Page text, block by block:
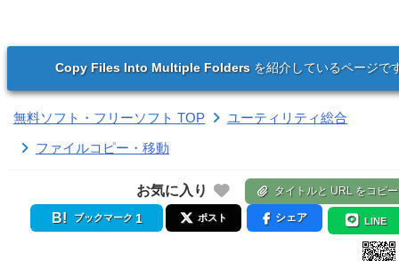
Copy Files Into Multiple Foldersを紹介しているページで
無料ソフト・フリーソフト TOP
ユーティリティ総合
ファイルコピー・移動
お気に入り タイトルと URL をコピー
ブックマーク 1 ポスト シェア LINE